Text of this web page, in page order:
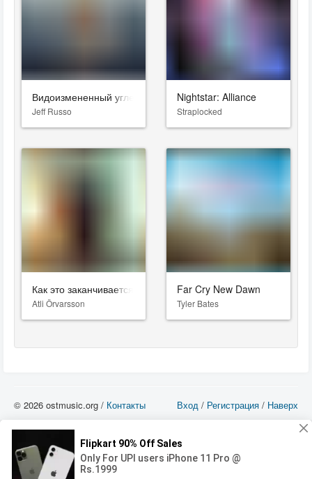
Видоизмененный углерод
Jeff Russo
Nightstar: Alliance
Straplocked
Как это заканчивается
Atli Örvarsson
Far Cry New Dawn
Tyler Bates
Вход / Регистрация / Наверх
© 2026 ostmusic.org / Контакты
можете использовать такие материалы только в том в случае, если
использование производится с ознакомительными целями - для прочих целей
вы должны приобрести лицензионную запись.